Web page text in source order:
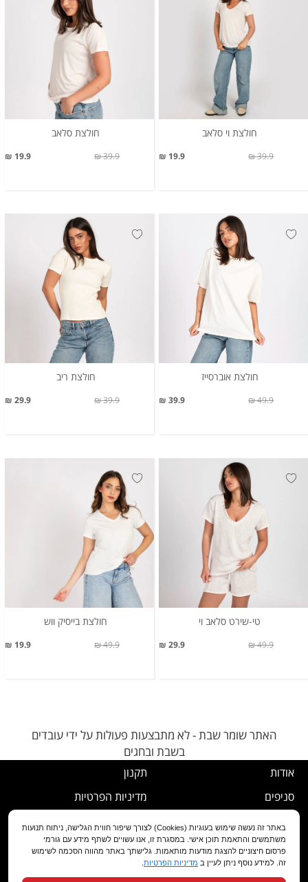
חולצת וי סלאב
19.9 ₪ 39.9 ₪
חולצת סלאב
19.9 ₪ 39.9 ₪
חולצת אוברסייז
39.9 ₪ 49.9 ₪
חולצת ריב
29.9 ₪ 39.9 ₪
טי-שירט סלאב וי
29.9 ₪ 49.9 ₪
חולצת בייסיק ווש
19.9 ₪ 49.9 ₪
האתר שומר שבת - לא מתבצעות פעולות על ידי עובדים
בשבת ובחגים
אודות
סניפים
שירות לקוחות
מועדון לקוחות
תקנון
מדיניות הפרטיות
נוהל ביטול עסקה
מדיניות החלפה/החזרה/ביטול
הצהרת נגישות
באתר זה נעשה שימוש בעוגיות (Cookies) לצורך שיפור חווית הגלישה, ניתוח תנועות
משתמשים והתאמת תוכן אישי. במסגרת זו, אנו עשויים לשתף מידע עם גורמי
פרסום חיצוניים להצגת מודעות מותאמות. גלישתך באתר מהווה הסכמה לשימוש
זה. למידע נוסף ניתן לעיין ב מדיניות הפרטיות